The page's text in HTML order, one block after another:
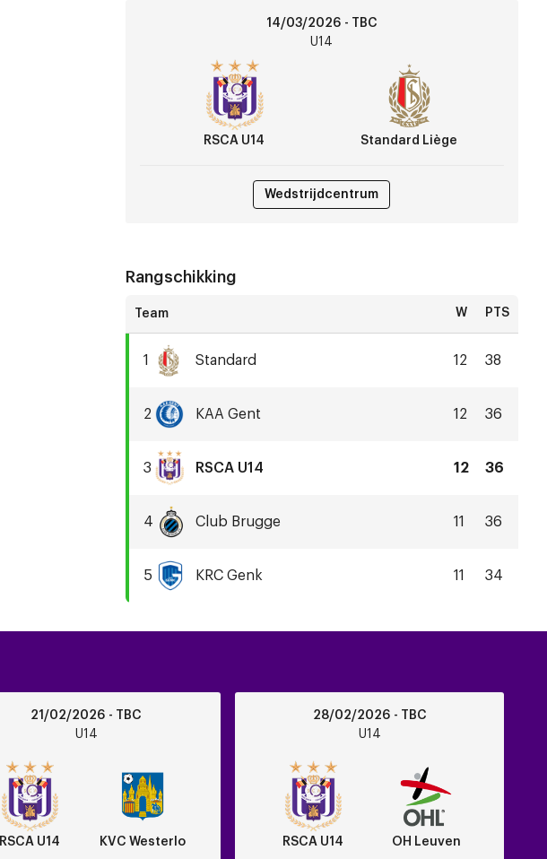
14/03/2026 - TBC
U14
RSCA U14 Standard Liège
Wedstrijdcentrum
Rangschikking
W PTS
1
Liège
Standard 12 38
2
Gent
KAA Gent 12 36
3
RSCA
U14
RSCA U14 12 36
4
Brugge
Club Brugge 11 36
5
KRC Genk 11 34
21/02/2026 - TBC
U14
RSCA U14 KVC Westerlo
28/02/2026 - TBC
U14
RSCA U14 OH Leuven